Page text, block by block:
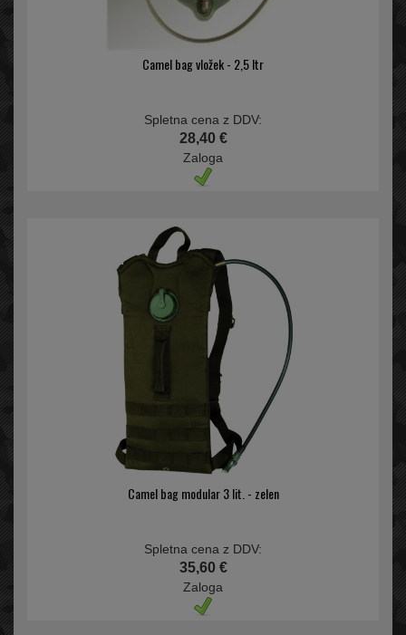
Camel bag vložek - 2,5 ltr
Spletna cena z DDV:
28,40 €
Zaloga
Camel bag modular 3 lit. - zelen
Spletna cena z DDV:
35,60 €
Zaloga